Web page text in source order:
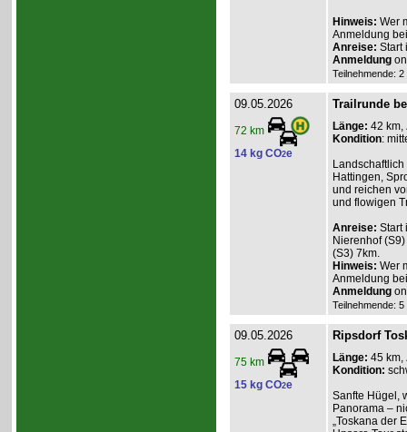
Hinweis: Wer
Anmeldung
Anreise: Start
Anmeldung
Teilnehmende:
09.05.2026
72 km
14 kg CO2e
Trailrunde
Länge: 42 km,
Kondition:
Hattingen,
und reichen
und flowigen
Anreise: Start
Nierenhof
(S3) 7km.
Hinweis: Wer
Anmeldung
Anmeldung
Teilnehmende:
09.05.2026
75 km
15 kg CO2e
Ripsdorf
Länge: 45 km,
Kondition:
Sanfte Hügel,
Panorama –
„Toskana der